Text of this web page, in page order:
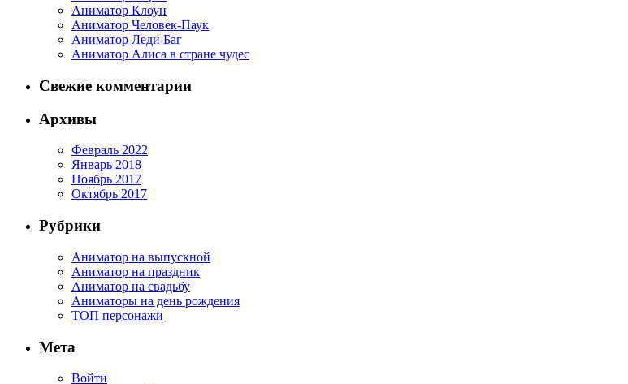
Аниматор Клоун
Аниматор Человек-Паук
Аниматор Леди Баг
Аниматор Алиса в стране чудес
Свежие комментарии
Архивы
Февраль 2022
Январь 2018
Ноябрь 2017
Октябрь 2017
Рубрики
Аниматор на выпускной
Аниматор на праздник
Аниматор на свадьбу
Аниматоры на день рождения
ТОП персонажи
Мета
Войти